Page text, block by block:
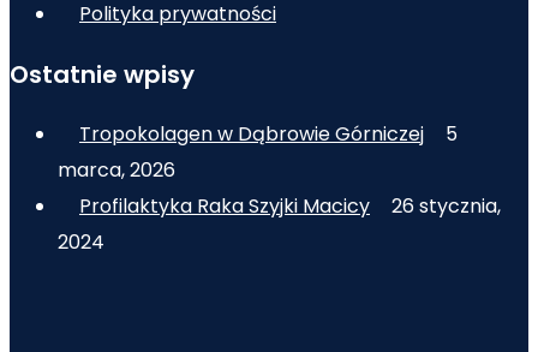
Polityka prywatności
Ostatnie wpisy
Tropokolagen w Dąbrowie Górniczej
5
marca, 2026
Profilaktyka Raka Szyjki Macicy
26 stycznia,
2024